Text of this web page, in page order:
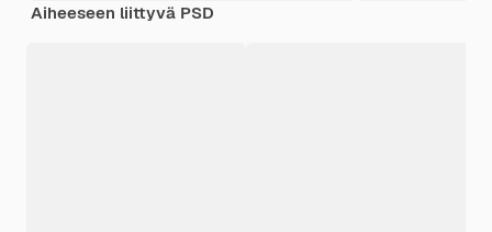
Aiheeseen liittyvä PSD